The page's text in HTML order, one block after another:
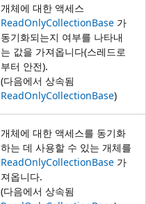
개체에 대한 액세스
ReadOnlyCollectionBase 가
동기화되는지 여부를 나타내
는 값을 가져옵니다(스레드로
부터 안전).
(다음에서 상속됨
ReadOnlyCollectionBase)
개체에 대한 액세스를 동기화
하는 데 사용할 수 있는 개체를
ReadOnlyCollectionBase 가
져옵니다.
(다음에서 상속됨